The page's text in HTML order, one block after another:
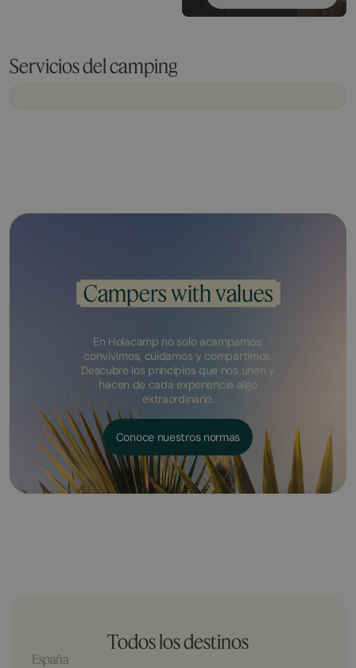
Servicios del camping
Campers with values
En Holacamp no solo acampamos:
convivimos, cuidamos y compartimos.
Descubre los principios que nos unen y
hacen de cada experiencia algo
extraordinario.
Conoce nuestros normas
Todos los destinos
España